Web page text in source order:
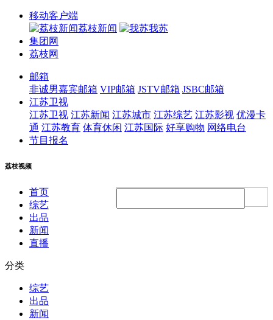
移动客户端
荔枝新闻
我苏
集团网
荔枝网
邮箱
非诚男嘉宾邮箱 VIP邮箱 JSTV邮箱 JSBC邮箱
江苏卫视
江苏卫视 江苏新闻 江苏城市 江苏综艺 江苏影视 优漫卡
通 江苏教育 体育休闲 江苏国际 好享购物 网络电台
节目报名
荔枝视频
首页
综艺
出品
新闻
直播
分类
综艺
出品
新闻